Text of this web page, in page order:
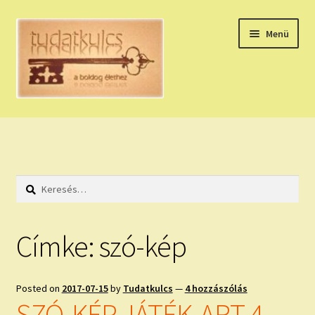
Ugrás
navigációhoz
Kilépés
tartalomba
Menü
HÚZZ EGY KÁRTYÁT!
HOLDNAPTÁR
KÉRJ EGY MEGERŐSÍTÉST!
Keresés:
Címke:szó-kép
Posted on 2017-07-15by Tudatkulcs — 4 hozzászólás